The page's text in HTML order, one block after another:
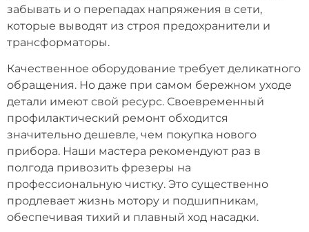
забывать и о перепадах напряжения в сети,
которые выводят из строя предохранители и
трансформаторы.
Качественное оборудование требует деликатного
обращения. Но даже при самом бережном уходе
детали имеют свой ресурс. Своевременный
профилактический ремонт обходится
значительно дешевле, чем покупка нового
прибора. Наши мастера рекомендуют раз в
полгода привозить фрезеры на
профессиональную чистку. Это существенно
продлевает жизнь мотору и подшипникам,
обеспечивая тихий и плавный ход насадки.